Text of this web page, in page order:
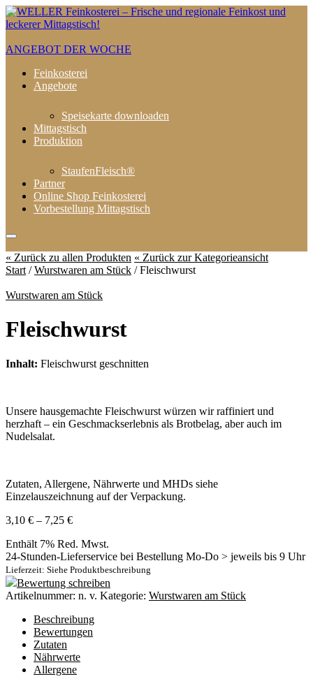
ANGEBOT DER WOCHE
Feinkosterei
Angebote
Speisekarte downloaden
Mittagstisch
Produktion
StaufenFleisch®
Partner
Online Shop Feinkosterei
Vorbestellung Mittagstisch
« Zurück zu allen Produkten « Zurück zur Kategorieansicht
Start /Wurstwaren am Stück / Fleischwurst
Wurstwaren am Stück
Fleischwurst
Inhalt: Fleischwurst geschnitten
Unsere hausgemachte Fleischwurst würzen wir raffiniert und
herzhaft – ein Geschmackserlebnis als Brotbelag, aber auch im
Nudelsalat.
Zutaten, Allergene, Nährwerte und MHDs siehe
Einzelauszeichnung auf der Verpackung.
3,10 € – 7,25 €Preisspanne:
bis
7,25 €
Enthält 7% Red. Mwst.
24-Stunden-Lieferservice bei Bestellung Mo-Do > jeweils bis 9 Uhr
Lieferzeit: Siehe Produktbeschreibung
Bewertung schreiben
Artikelnummer: n. v. Kategorie: Wurstwaren am Stück
Beschreibung
Bewertungen
Zutaten
Nährwerte
Allergene